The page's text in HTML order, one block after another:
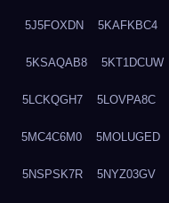
5J5FOXDN 5KAFKBC4
5KSAQAB8 5KT1DCUW
5LCKQGH7 5LOVPA8C
5MC4C6M0 5MOLUGED
5NSPSK7R 5NYZ03GV